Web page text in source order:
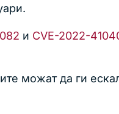
и CVE-2022-
можат да ги